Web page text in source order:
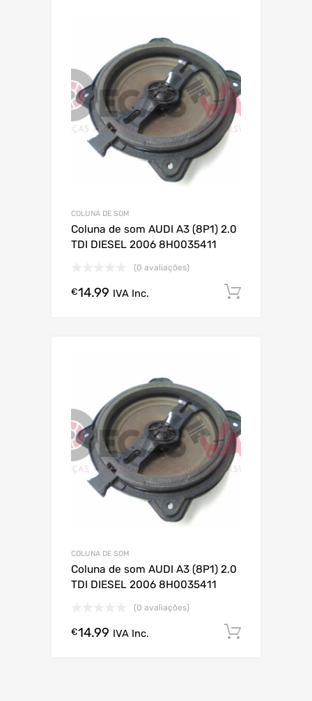
COLUNA DE SOM
Coluna de som AUDI A3 (8P1) 2.0
TDI DIESEL 2006 8H0035411
(0 avaliações)
€14.99 IVA Inc.
COLUNA DE SOM
Coluna de som AUDI A3 (8P1) 2.0
TDI DIESEL 2006 8H0035411
(0 avaliações)
€14.99 IVA Inc.